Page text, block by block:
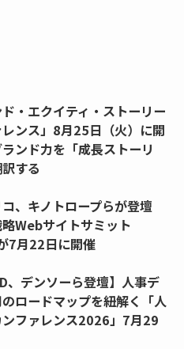
ド・エクイティ・ストーリー
ンス」8月25日（火）に開
ンド力を「成長ストーリ
する
、キノトロープらが登壇
略Webサイトサミット
7月22日に開催
、デンソーら登壇】人事デ
ロードマップを紐解く「人
ンファレンス2026」7月29